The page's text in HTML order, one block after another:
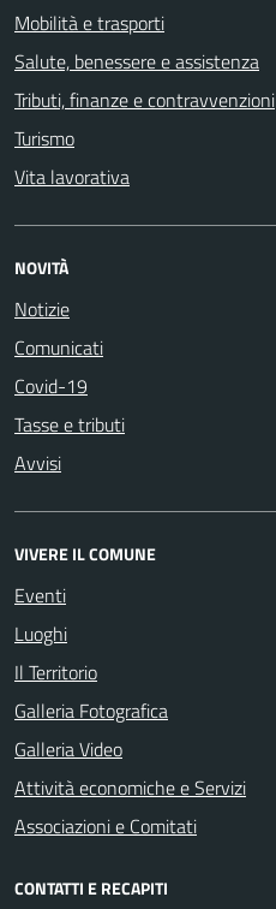
Mobilità e trasporti
Salute, benessere e assistenza
Tributi, finanze e contravvenzioni
Turismo
Vita lavorativa
NOVITÀ
Notizie
Comunicati
Covid-19
Tasse e tributi
Avvisi
VIVERE IL COMUNE
Eventi
Luoghi
Il Territorio
Galleria Fotografica
Galleria Video
Attività economiche e Servizi
Associazioni e Comitati
CONTATTI E RECAPITI